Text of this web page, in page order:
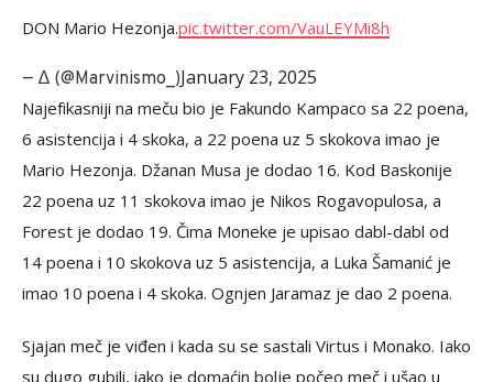
DON Mario Hezonja.pic.twitter.com/VauLEYMi8h
— ∆ (@Marvinismo_)January 23, 2025
Najefikasniji na meču bio je Fakundo Kampaco sa 22 poena,
6 asistencija i 4 skoka, a 22 poena uz 5 skokova imao je
Mario Hezonja. Džanan Musa je dodao 16. Kod Baskonije
22 poena uz 11 skokova imao je Nikos Rogavopulosa, a
Forest je dodao 19. Čima Moneke je upisao dabl-dabl od
14 poena i 10 skokova uz 5 asistencija, a Luka Šamanić je
imao 10 poena i 4 skoka. Ognjen Jaramaz je dao 2 poena.
Sjajan meč je viđen i kada su se sastali Virtus i Monako. Iako
su dugo gubili, iako je domaćin bolje počeo meč i ušao u